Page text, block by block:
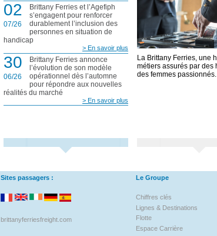
02
07/26
Brittany Ferries et l’Agefiph
s’engagent pour renforcer
durablement l’inclusion des
personnes en situation de
handicap
> En savoir plus
30
06/26
Brittany Ferries annonce
l’évolution de son modèle
opérationnel dès l’automne
pour répondre aux nouvelles
réalités du marché
> En savoir plus
La Brittany Ferries, une
métiers assurés par des
des femmes passionnés.
Sites passagers :
brittanyferriesfreight.com
Le Groupe
Chiffres clés
Lignes & Destinations
Flotte
Espace Carrière